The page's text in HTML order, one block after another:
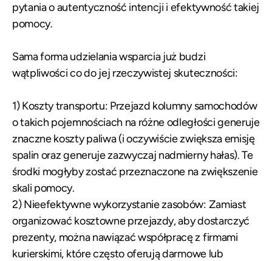
pytania o autentyczność intencji i efektywność takiej
pomocy.
Sama forma udzielania wsparcia już budzi
wątpliwości co do jej rzeczywistej skuteczności:
1) Koszty transportu: Przejazd kolumny samochodów
o takich pojemnościach na różne odległości generuje
znaczne koszty paliwa (i oczywiście zwiększa emisję
spalin oraz generuje zazwyczaj nadmierny hałas). Te
środki mogłyby zostać przeznaczone na zwiększenie
skali pomocy.
2) Nieefektywne wykorzystanie zasobów: Zamiast
organizować kosztowne przejazdy, aby dostarczyć
prezenty, można nawiązać współpracę z firmami
kurierskimi, które często oferują darmowe lub